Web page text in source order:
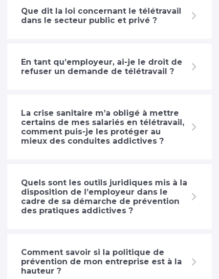
Que dit la loi concernant le télétravail
dans le secteur public et privé ?
En tant qu’employeur, ai-je le droit de
refuser un demande de télétravail ?
La crise sanitaire m’a obligé à mettre
certains de mes salariés en télétravail,
comment puis-je les protéger au
mieux des conduites addictives ?
Quels sont les outils juridiques mis à la
disposition de l’employeur dans le
cadre de sa démarche de prévention
des pratiques addictives ?
Comment savoir si la politique de
prévention de mon entreprise est à la
hauteur ?